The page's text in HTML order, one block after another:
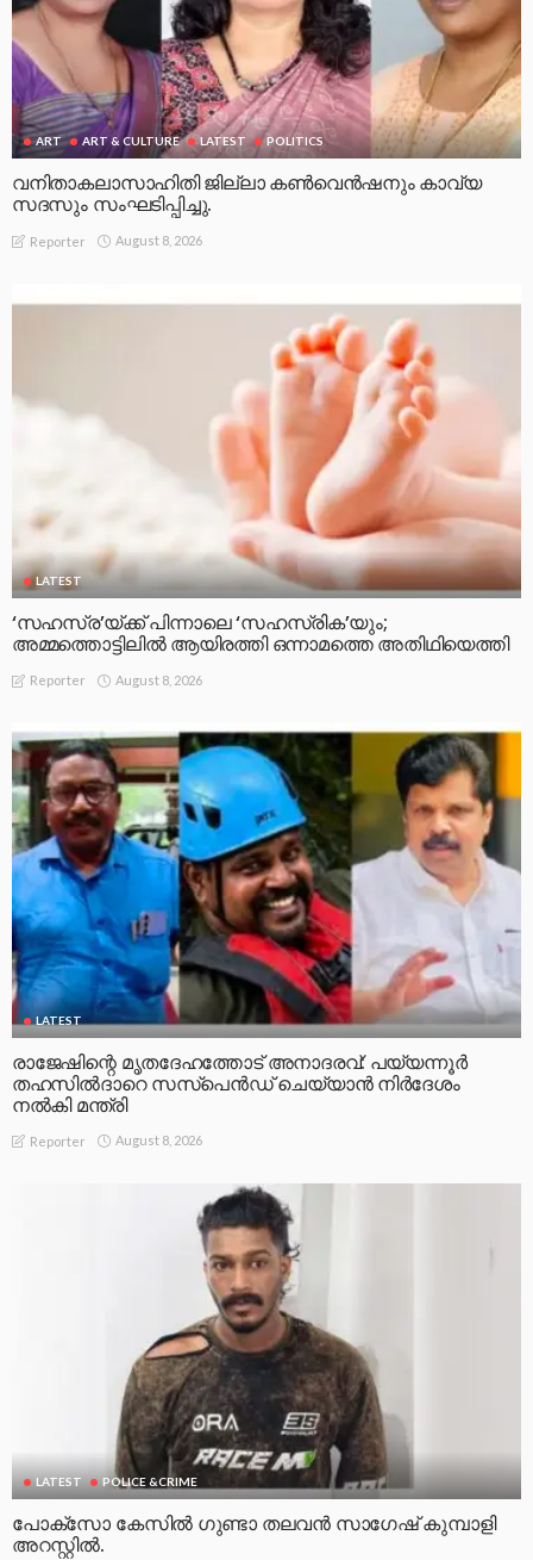
ART ART & CULTURE LATEST POLITICS
വനിതാകലാസാഹിതി ജില്ലാ കൺവെൻഷനും കാവ്യ
സദസും സംഘടിപ്പിച്ചു.
Reporter August 8, 2026
LATEST
‘സഹസ്ര’യ്ക്ക് പിന്നാലെ ‘സഹസ്രിക’യും;
അമ്മത്തൊട്ടിലിൽ ആയിരത്തി ഒന്നാമത്തെ അതിഥിയെത്തി
Reporter August 8, 2026
LATEST
രാജേഷിന്റെ മൃതദേഹത്തോട് അനാദരവ്: പയ്യന്നൂർ
തഹസിൽദാറെ സസ്പെൻഡ് ചെയ്യാൻ നിർദേശം
നൽകി മന്ത്രി
Reporter August 8, 2026
LATEST POLICE &CRIME
പോക്സോ കേസിൽ ഗുണ്ടാ തലവൻ സാഗേഷ് കുമ്പാളി
അറസ്റ്റിൽ.